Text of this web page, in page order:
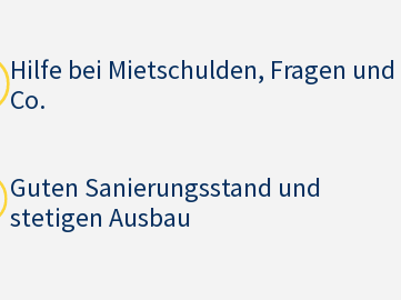
Hilfe bei Mietschulden, Fragen und
Co.
Guten Sanierungsstand und
stetigen Ausbau